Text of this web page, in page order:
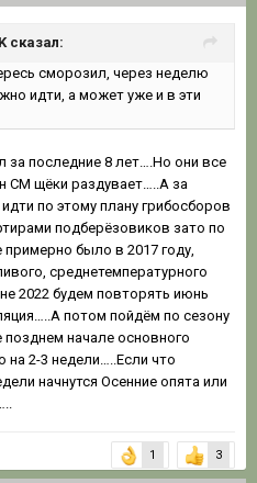
сказал:
сморозил, через неделю
идти, а может уже и в эти
за последние 8 лет….Но они все
СМ щёки раздувает…..А за
по этому плану грибосборов
подберёзовиков зато по
было в 2017 году,
среднетемпературного
2022 будем повторять июнь
потом пойдём по сезону
начале основного
2-3 недели…..Если что
начнутся Осенние опята или
1 3